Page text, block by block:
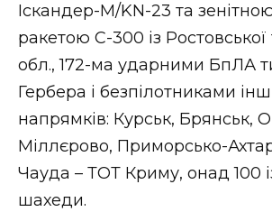
ЗАКАРПАТСЬКІ НОВИНИ
НОВИНИ ЗАХІДНОЇ
Іскандер-М/KN-23 та
ракетою С-300 із Ростовської
обл., 172-ма ударними БпЛА
Гербера і безпілотниками
напрямків: Курськ, Брянськ,
Міллєрово, Приморсько-
Чауда – ТОТ Криму, онад 100
шахеди.